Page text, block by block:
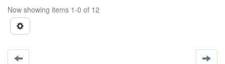
Now showing items 1-0 of 12